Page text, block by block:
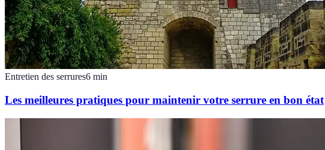
Entretien des serrures6 min
Les meilleures pratiques pour maintenir votre serrure en bon état